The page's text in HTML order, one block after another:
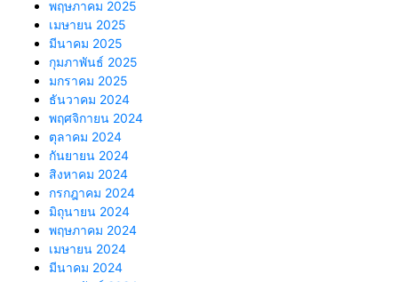
พฤษภาคม 2025
เมษายน 2025
มีนาคม 2025
กุมภาพันธ์ 2025
มกราคม 2025
ธันวาคม 2024
พฤศจิกายน 2024
ตุลาคม 2024
กันยายน 2024
สิงหาคม 2024
กรกฎาคม 2024
มิถุนายน 2024
พฤษภาคม 2024
เมษายน 2024
มีนาคม 2024